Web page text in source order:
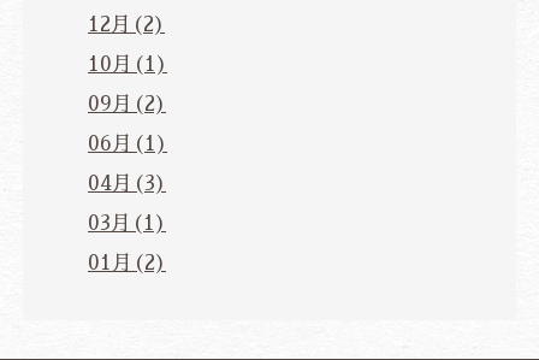
12月(2)
10月(1)
09月(2)
06月(1)
04月(3)
03月(1)
01月(2)